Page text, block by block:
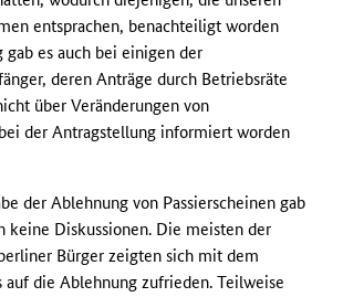
entsprachen, benachteiligt worden
gab es auch bei einigen der
deren Anträge durch Betriebsräte
über Veränderungen von
der Antragstellung informiert worden
der Ablehnung von Passierscheinen gab
keine Diskussionen. Die meisten der
Bürger zeigten sich mit dem
die Ablehnung zufrieden. Teilweise